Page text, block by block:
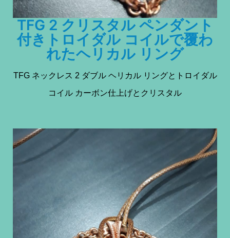
TFG 2 クリスタル ペンダント
付きトロイダル コイルで覆わ
れたヘリカル リング
TFG ネックレス 2 ダブル ヘリカル リングとトロイダル
コイル カーボン仕上げとクリスタル